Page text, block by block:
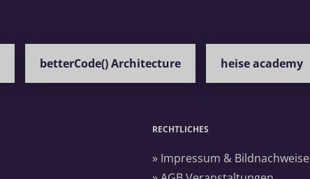
betterCode() Architecture heise academy
RECHTLICHES
» Impressum & Bildnachweise